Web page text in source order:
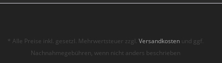
* Alle Preise inkl. gesetzl. Mehrwertsteuer zzgl.Versandkosten und ggf.
Nachnahmegebühren, wenn nicht anders beschrieben